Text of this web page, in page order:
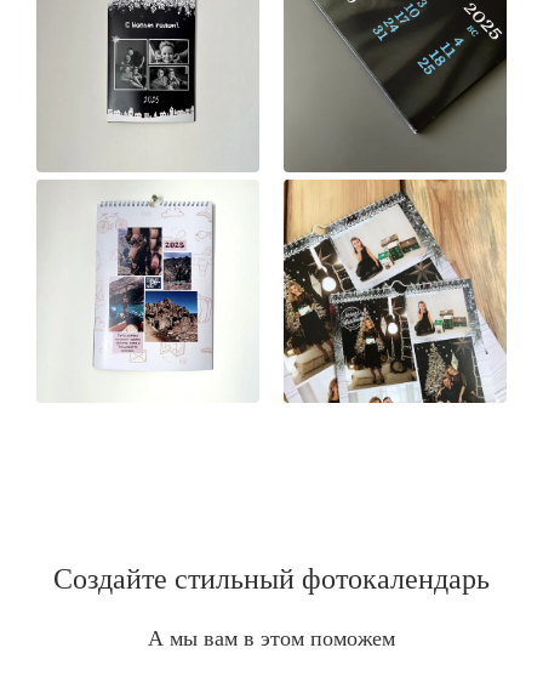
Создайте стильный фотокалендарь
А мы вам в этом поможем